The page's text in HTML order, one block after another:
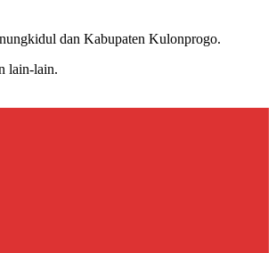
dan Kabupaten Kulonprogo.
lain-lain.